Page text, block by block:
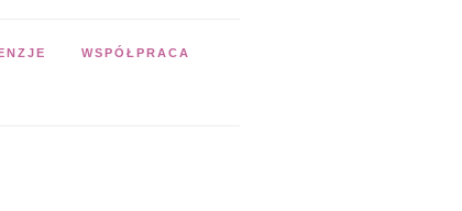
WSPÓŁPRACA